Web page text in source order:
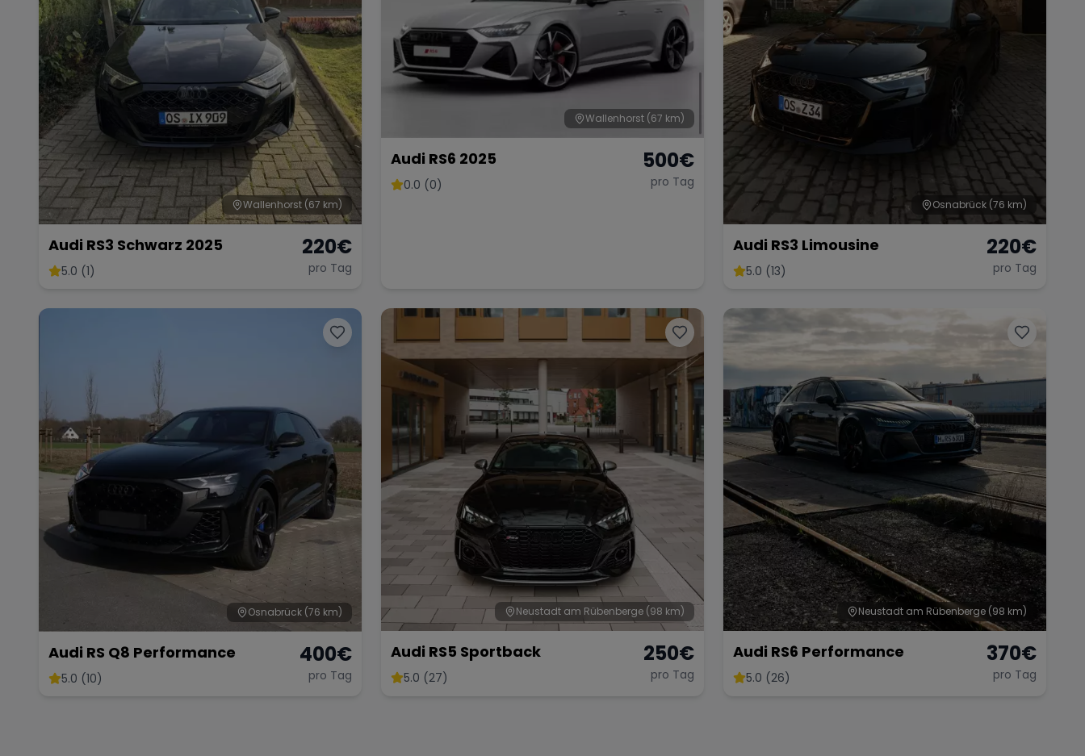
Wallenhorst (67 km)
Audi RS3 Schwarz 2025
5.0 (1)
220€
pro Tag
Wallenhorst (67 km)
Audi RS6 2025
0.0 (0)
500€
pro Tag
Osnabrück (76 km)
Audi RS3 Limousine
5.0 (13)
220€
pro Tag
Osnabrück (76 km)
Audi RS Q8 Performance
5.0 (10)
400€
pro Tag
Neustadt am Rübenberge (98 km)
Audi RS5 Sportback
5.0 (27)
250€
pro Tag
Neustadt am Rübenberge (98 km)
Audi RS6 Performance
5.0 (26)
370€
pro Tag